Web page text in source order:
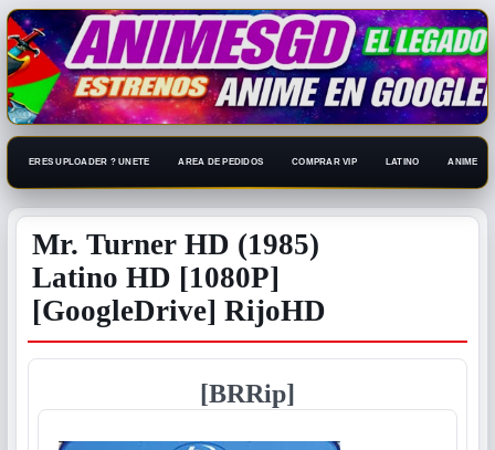
ERES UPLOADER ? UNETE AREA DE PEDIDOS COMPRAR VIP LATINO ANIME
Mr. Turner HD (1985)
Latino HD [1080P]
[GoogleDrive] RijoHD
[BRRip]